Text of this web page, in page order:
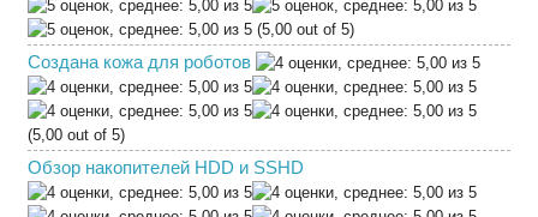
(5,00 out of 5)
Создана кожа для роботов
(5,00 out of 5)
Обзор накопителей HDD и SSHD